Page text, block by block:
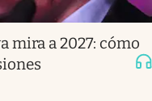
mira a 2027: cómo